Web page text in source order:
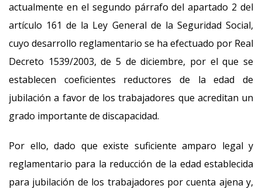
actualmente en el segundo párrafo del apartado 2 del
artículo 161 de la Ley General de la Seguridad Social,
cuyo desarrollo reglamentario se ha efectuado por Real
Decreto 1539/2003, de 5 de diciembre, por el que se
establecen coeficientes reductores de la edad de
jubilación a favor de los trabajadores que acreditan un
grado importante de discapacidad.
Por ello, dado que existe suficiente amparo legal y
reglamentario para la reducción de la edad establecida
para jubilación de los trabajadores por cuenta ajena y,